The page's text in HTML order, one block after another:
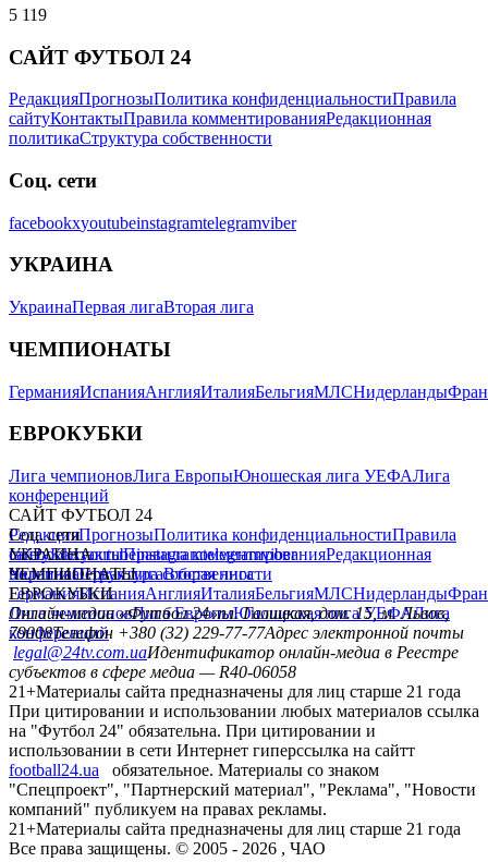
5 119
САЙТ ФУТБОЛ 24
РедакцияПрогнозыПолитика конфиденциальностиПравила
сайтуКонтактыПравила комментированияРедакционная
политикаСтруктура собственности
Соц. сети
facebookxyoutubeinstagramtelegramviber
УКРАИНА
УкраинаПервая лигаВторая лига
ЧЕМПИОНАТЫ
ГерманияИспанияАнглияИталияБельгияМЛСНидерланды
ЕВРОКУБКИ
Лига чемпионовЛига ЕвропыЮношеская лига УЕФАЛига
конференций
САЙТ ФУТБОЛ 24
РедакцияПрогнозыПолитика конфиденциальностиПравила
сайтуКонтактыПравила комментированияРедакционная
политикаСтруктура собственности
Соц. сети
facebookxyoutubeinstagramtelegramviber
УКРАИНА
УкраинаПервая лигаВторая лига
ЧЕМПИОНАТЫ
ГерманияИспанияАнглияИталияБельгияМЛСНидерланды
ЕВРОКУБКИ
Лига чемпионовЛига ЕвропыЮношеская лига УЕФАЛига
конференций
Онлайн-медиа «Футбол 24»пл. Галицкая, дом. 15, м. Львов,
79008Телефон +380 (32) 229-77-77Адрес электронной почты
legal@24tv.com.uaИдентификатор онлайн-медиа в Реестре
субъектов в сфере медиа — R40-06058
21+Материалы сайта предназначены для лиц старше 21 года
При цитировании и использовании любых материалов ссылка
на "Футбол 24" обязательна. При цитировании и
использовании в сети Интернет гиперссылка на сайтт
football24.ua
обязательное. Материалы со знаком
"Спецпроект", "Партнерский материал", "Реклама", "Новости
компаний" публикуем на правах рекламы.
21+Материалы сайта предназначены для лиц старше 21 года
Все права защищены. © 2005 - 2026 , ЧАО